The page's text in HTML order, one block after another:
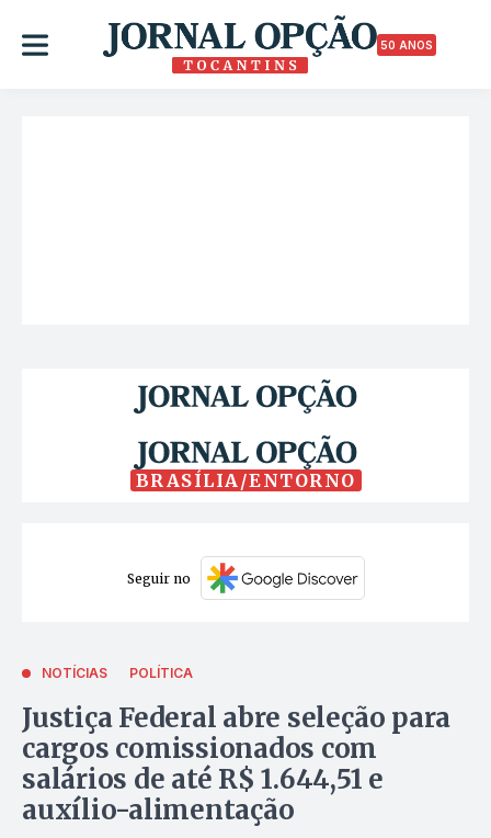
50 ANOS
BRASÍLIA/ENTORNO
Seguir no
NOTÍCIAS POLÍTICA
Justiça Federal abre seleção para
cargos comissionados com
salários de até R$ 1.644,51 e
auxílio-alimentação